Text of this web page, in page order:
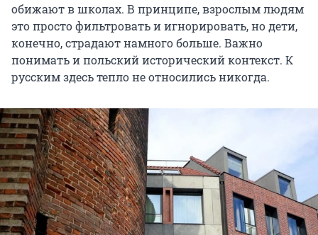
обижают в школах. В принципе, взрослым людям
это просто фильтровать и игнорировать, но дети,
конечно, страдают намного больше. Важно
понимать и польский исторический контекст. К
русским здесь тепло не относились никогда.